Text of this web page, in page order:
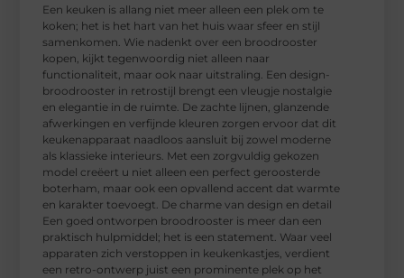
Een keuken is allang niet meer alleen een plek om te
koken; het is het hart van het huis waar sfeer en stijl
samenkomen. Wie nadenkt over een broodrooster
kopen, kijkt tegenwoordig niet alleen naar
functionaliteit, maar ook naar uitstraling. Een design-
broodrooster in retrostijl brengt een vleugje nostalgie
en elegantie in de ruimte. De zachte lijnen, glanzende
afwerkingen en verfijnde kleuren zorgen ervoor dat dit
keukenapparaat naadloos aansluit bij zowel moderne
als klassieke interieurs. Met een zorgvuldig gekozen
model creëert u niet alleen een perfect geroosterde
boterham, maar ook een opvallend accent dat warmte
en karakter toevoegt. De charme van design en detail
Een goed ontworpen broodrooster is meer dan een
praktisch hulpmiddel; het is een statement. Waar veel
apparaten zich verstoppen in keukenkastjes, verdient
een retro-ontwerp juist een prominente plek op het